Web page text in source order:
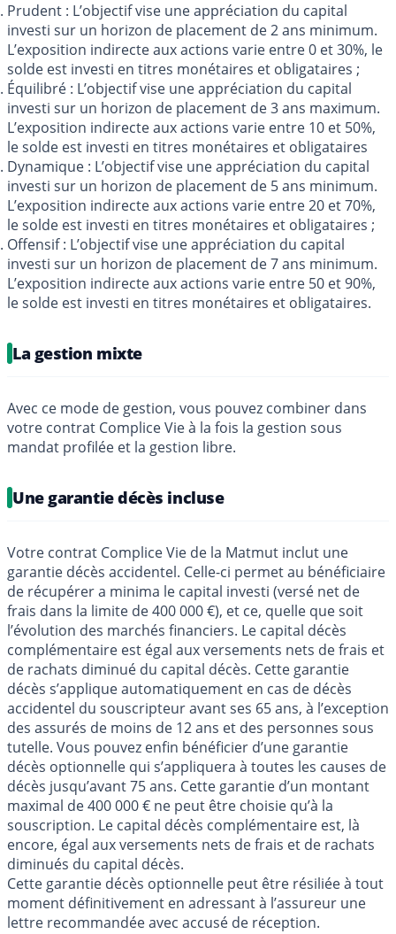
Prudent : L’objectif vise une appréciation du capital
investi sur un horizon de placement de 2 ans minimum.
L’exposition indirecte aux actions varie entre 0 et 30%, le
solde est investi en titres monétaires et obligataires ;
Équilibré : L’objectif vise une appréciation du capital
investi sur un horizon de placement de 3 ans maximum.
L’exposition indirecte aux actions varie entre 10 et 50%,
le solde est investi en titres monétaires et obligataires
Dynamique : L’objectif vise une appréciation du capital
investi sur un horizon de placement de 5 ans minimum.
L’exposition indirecte aux actions varie entre 20 et 70%,
le solde est investi en titres monétaires et obligataires ;
Offensif : L’objectif vise une appréciation du capital
investi sur un horizon de placement de 7 ans minimum.
L’exposition indirecte aux actions varie entre 50 et 90%,
le solde est investi en titres monétaires et obligataires.
La gestion mixte
Avec ce mode de gestion, vous pouvez combiner dans
votre contrat Complice Vie à la fois la gestion sous
mandat profilée et la gestion libre.
Une garantie décès incluse
Votre contrat Complice Vie de la Matmut inclut une
garantie décès accidentel. Celle-ci permet au bénéficiaire
de récupérer a minima le capital investi (versé net de
frais dans la limite de 400 000 €), et ce, quelle que soit
l’évolution des marchés financiers. Le capital décès
complémentaire est égal aux versements nets de frais et
de rachats diminué du capital décès. Cette garantie
décès s’applique automatiquement en cas de décès
accidentel du souscripteur avant ses 65 ans, à l’exception
des assurés de moins de 12 ans et des personnes sous
tutelle. Vous pouvez enfin bénéficier d’une garantie
décès optionnelle qui s’appliquera à toutes les causes de
décès jusqu’avant 75 ans. Cette garantie d’un montant
maximal de 400 000 € ne peut être choisie qu’à la
souscription. Le capital décès complémentaire est, là
encore, égal aux versements nets de frais et de rachats
diminués du capital décès.
Cette garantie décès optionnelle peut être résiliée à tout
moment définitivement en adressant à l’assureur une
lettre recommandée avec accusé de réception.